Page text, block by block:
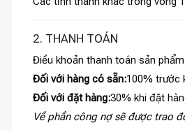
2. THANH TOÁN
Điều khoản thanh toán sản
Đối với hàng có sẵn:100% trước
Đối với đặt hàng:30% khi đặt
Về phần công nợ sẽ được trao